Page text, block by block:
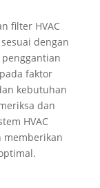
filter HVAC
dengan
faktor
kebutuhan
dan
HVAC
memberikan